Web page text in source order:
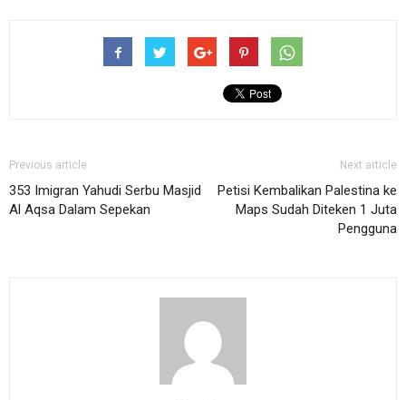
Previous article
353 Imigran Yahudi Serbu Masjid
Al Aqsa Dalam Sepekan
Next article
Petisi Kembalikan Palestina ke
Maps Sudah Diteken 1 Juta
Pengguna